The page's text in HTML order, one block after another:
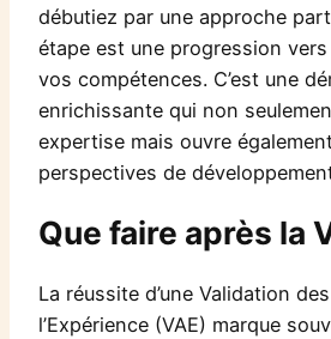
débutiez par une approche
étape est une progression
vos compétences. C’est une
enrichissante qui non
expertise mais ouvre
perspectives de
Que faire après la
La réussite d’une Validation
l’Expérience (VAE) marque